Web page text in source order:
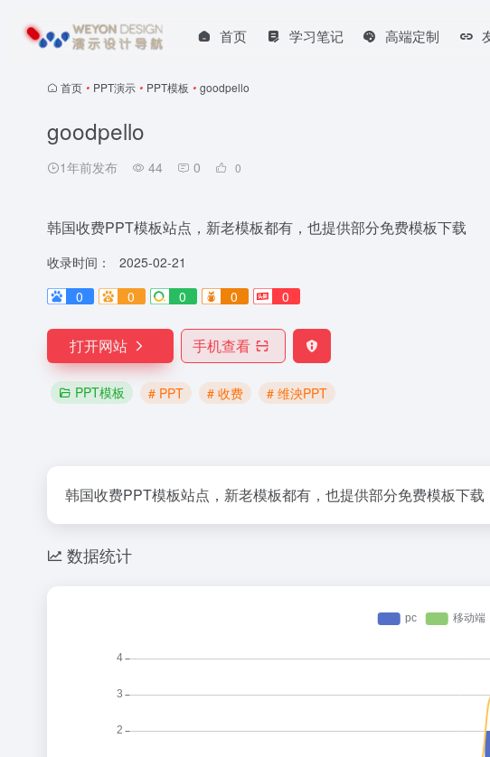
首页 学习笔记 高端定制
首页 • PPT演示 • PPT模板 • goodpello
goodpello
1年前发布 44 0 0
韩国收费PPT模板站点，新老模板都有，也提供部分免费模板下载
收录时间：
2025-02-21
0
0 0 0 0
打开网站 手机查看
PPT模板 # PPT # 收费 # 维泱PPT
韩国收费PPT模板站点，新老模板都有，也提供部分免费模板下载
数据统计